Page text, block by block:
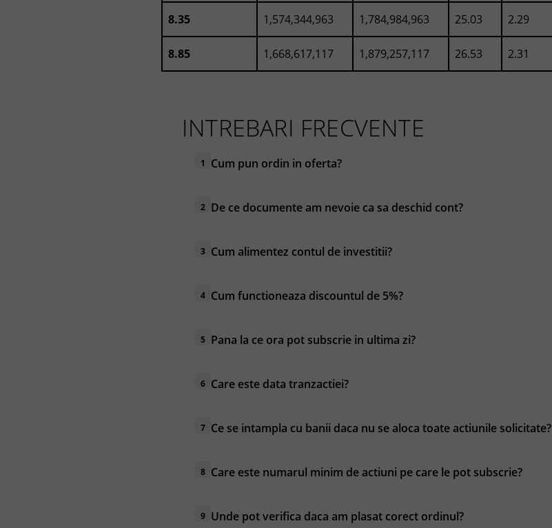
8.35 1,574,344,963 1,784,984,963 25.03 2.29
8.85 1,668,617,117 1,879,257,117 26.53 2.31
INTREBARI FRECVENTE
1 Cum pun ordin in oferta?
2 De ce documente am nevoie ca sa deschid cont?
3 Cum alimentez contul de investitii?
4 Cum functioneaza discountul de 5%?
5 Pana la ce ora pot subscrie in ultima zi?
6 Care este data tranzactiei?
7 Ce se intampla cu banii daca nu se aloca toate actiunile solicitate?
8 Care este numarul minim de actiuni pe care le pot subscrie?
9 Unde pot verifica daca am plasat corect ordinul?